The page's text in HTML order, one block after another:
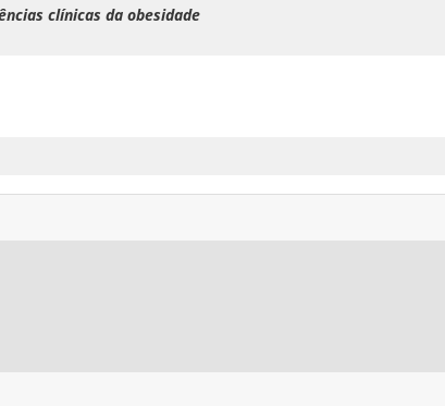
clínicas da obesidade